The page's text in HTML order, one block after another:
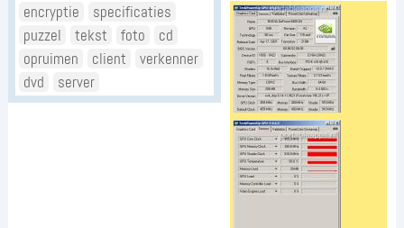
encryptie
specificaties
puzzel
tekst foto
cd
opruimen
client
verkenner
dvd
server